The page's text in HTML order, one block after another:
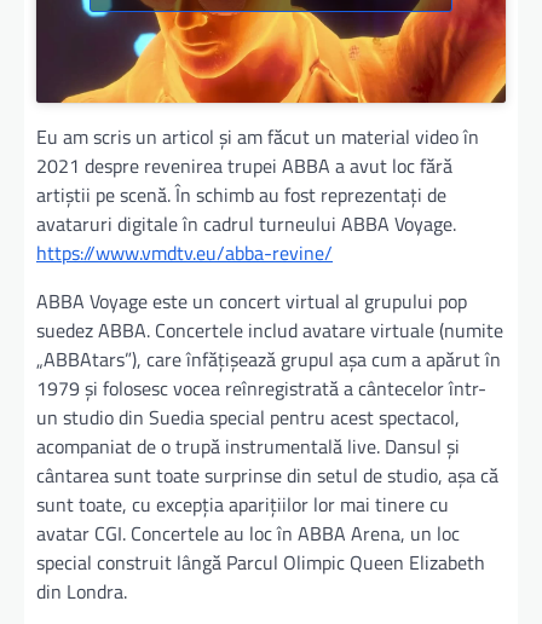
Eu am scris un articol și am făcut un material video în
2021 despre revenirea trupei ABBA a avut loc fără
artiștii pe scenă. În schimb au fost reprezentați de
avataruri digitale în cadrul turneului ABBA Voyage.
https://www.vmdtv.eu/abba-revine/
ABBA Voyage este un concert virtual al grupului pop
suedez ABBA. Concertele includ avatare virtuale (numite
„ABBAtars”), care înfățișează grupul așa cum a apărut în
1979 și folosesc vocea reînregistrată a cântecelor într-
un studio din Suedia special pentru acest spectacol,
acompaniat de o trupă instrumentală live. Dansul și
cântarea sunt toate surprinse din setul de studio, așa că
sunt toate, cu excepția aparițiilor lor mai tinere cu
avatar CGI. Concertele au loc în ABBA Arena, un loc
special construit lângă Parcul Olimpic Queen Elizabeth
din Londra.